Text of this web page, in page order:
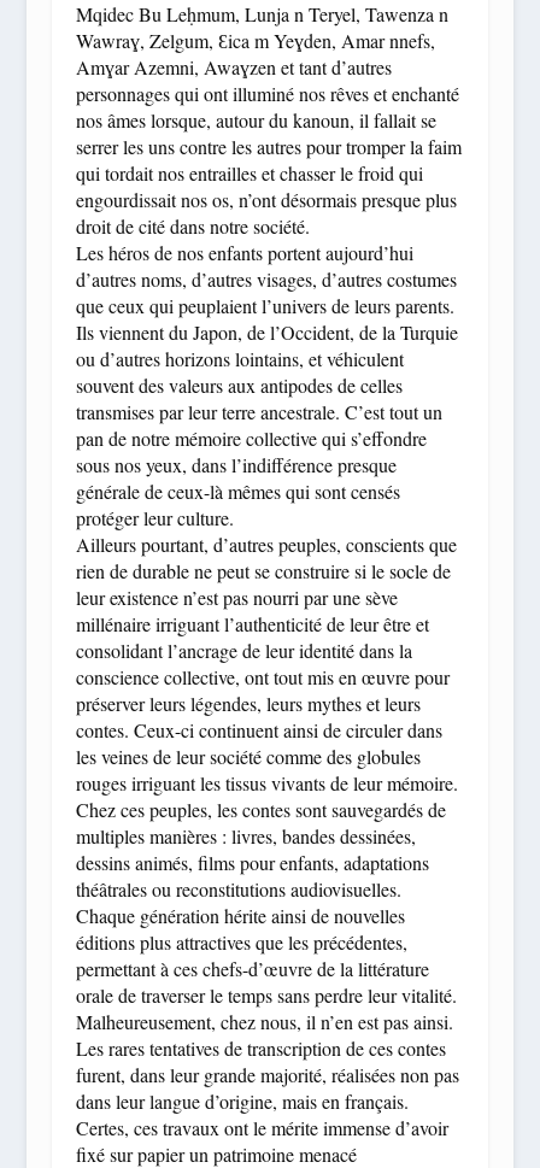
Mqidec Bu Leḥmum, Lunja n Teryel, Tawenza n
Wawraɣ, Zelgum, Ɛica m Yeɣden, Amar nnefs,
Amɣar Azemni, Awaɣzen et tant d’autres
personnages qui ont illuminé nos rêves et enchanté
nos âmes lorsque, autour du kanoun, il fallait se
serrer les uns contre les autres pour tromper la faim
qui tordait nos entrailles et chasser le froid qui
engourdissait nos os, n’ont désormais presque plus
droit de cité dans notre société.
Les héros de nos enfants portent aujourd’hui
d’autres noms, d’autres visages, d’autres costumes
que ceux qui peuplaient l’univers de leurs parents.
Ils viennent du Japon, de l’Occident, de la Turquie
ou d’autres horizons lointains, et véhiculent
souvent des valeurs aux antipodes de celles
transmises par leur terre ancestrale. C’est tout un
pan de notre mémoire collective qui s’effondre
sous nos yeux, dans l’indifférence presque
générale de ceux-là mêmes qui sont censés
protéger leur culture.
Ailleurs pourtant, d’autres peuples, conscients que
rien de durable ne peut se construire si le socle de
leur existence n’est pas nourri par une sève
millénaire irriguant l’authenticité de leur être et
consolidant l’ancrage de leur identité dans la
conscience collective, ont tout mis en œuvre pour
préserver leurs légendes, leurs mythes et leurs
contes. Ceux-ci continuent ainsi de circuler dans
les veines de leur société comme des globules
rouges irriguant les tissus vivants de leur mémoire.
Chez ces peuples, les contes sont sauvegardés de
multiples manières : livres, bandes dessinées,
dessins animés, films pour enfants, adaptations
théâtrales ou reconstitutions audiovisuelles.
Chaque génération hérite ainsi de nouvelles
éditions plus attractives que les précédentes,
permettant à ces chefs-d’œuvre de la littérature
orale de traverser le temps sans perdre leur vitalité.
Malheureusement, chez nous, il n’en est pas ainsi.
Les rares tentatives de transcription de ces contes
furent, dans leur grande majorité, réalisées non pas
dans leur langue d’origine, mais en français.
Certes, ces travaux ont le mérite immense d’avoir
fixé sur papier un patrimoine menacé